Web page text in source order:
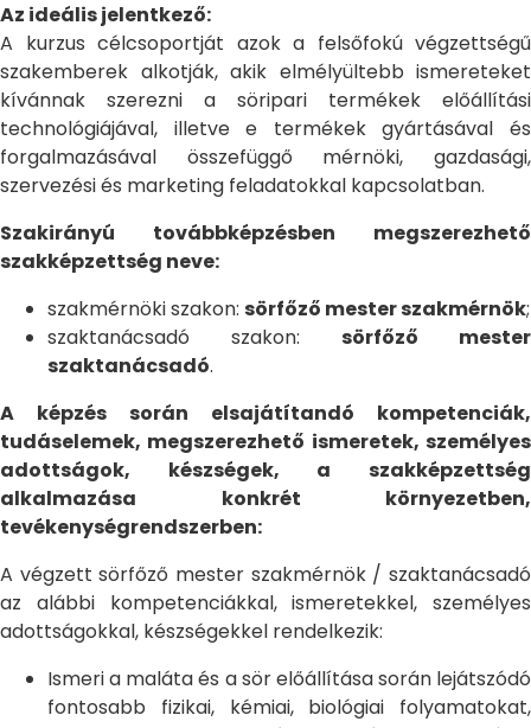
Az ideális jelentkező:
A kurzus célcsoportját azok a felsőfokú végzettségű
szakemberek alkotják, akik elmélyültebb ismereteket
kívánnak szerezni a söripari termékek előállítási
technológiájával, illetve e termékek gyártásával és
forgalmazásával összefüggő mérnöki, gazdasági,
szervezési és marketing feladatokkal kapcsolatban.
Szakirányú továbbképzésben megszerezhető
szakképzettség neve:
szakmérnöki szakon: sörfőző mester szakmérnök;
szaktanácsadó szakon: sörfőző mester
szaktanácsadó.
A képzés során elsajátítandó kompetenciák,
tudáselemek, megszerezhető ismeretek, személyes
adottságok, készségek, a szakképzettség
alkalmazása konkrét környezetben,
tevékenységrendszerben:
A végzett sörfőző mester szakmérnök / szaktanácsadó
az alábbi kompetenciákkal, ismeretekkel, személyes
adottságokkal, készségekkel rendelkezik:
Ismeri a maláta és a sör előállítása során lejátszódó
fontosabb fizikai, kémiai, biológiai folyamatokat,